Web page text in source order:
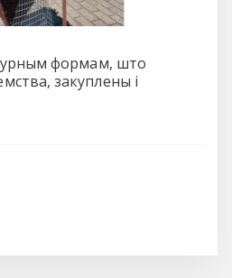
формам, што
закуплены і